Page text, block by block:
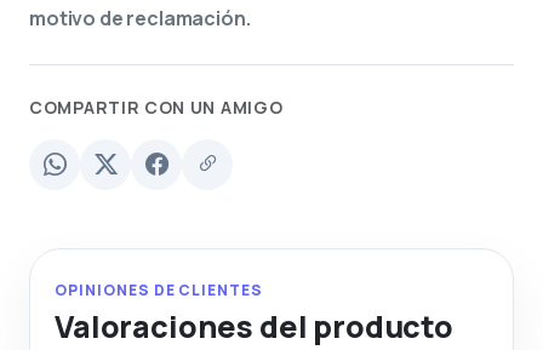
motivo de reclamación.
COMPARTIR CON UN AMIGO
OPINIONES DE CLIENTES
Valoraciones del producto